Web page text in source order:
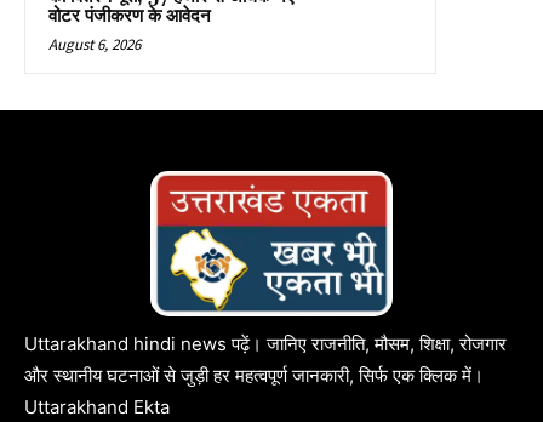
वोटर पंजीकरण के आवेदन
August 6, 2026
Uttarakhand hindi news पढ़ें। जानिए राजनीति, मौसम, शिक्षा, रोजगार
और स्थानीय घटनाओं से जुड़ी हर महत्वपूर्ण जानकारी, सिर्फ एक क्लिक में।
Uttarakhand Ekta